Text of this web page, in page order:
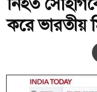
করে ভারতীয়